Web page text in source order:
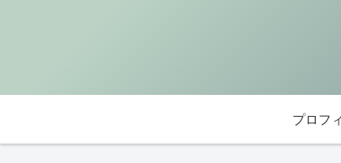
プロフ